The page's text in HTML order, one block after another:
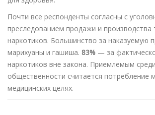
Почти все респонденты согласны с
преследованием продажи и производства
наркотиков. Большинство за наказуемую
марихуаны и гашиша. 83% — за
наркотиков вне закона. Приемлемым
общественности считается потребление
медицинских целях.